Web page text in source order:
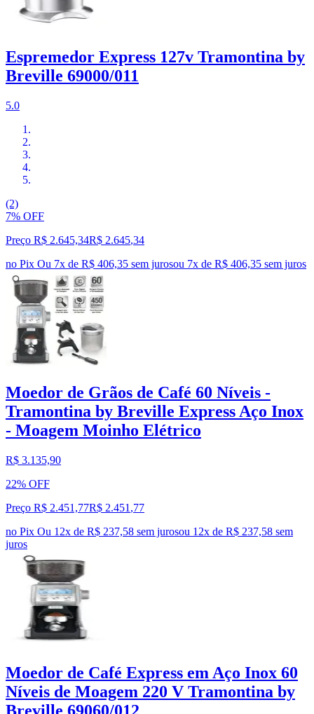
Espremedor Express 127v Tramontina by
Breville 69000/011
5.0
(2)
7% OFF
Preço R$ 2.645,34R$ 2.645,34
no Pix Ou 7x de R$ 406,35 sem jurosou 7x de R$ 406,35 sem juros
Moedor de Grãos de Café 60 Níveis -
Tramontina by Breville Express Aço Inox
- Moagem Moinho Elétrico
R$ 3.135,90
22% OFF
Preço R$ 2.451,77R$ 2.451 ,77
no Pix Ou 12x de R$ 237,58 sem jurosou 12x de R$ 237,58 sem
juros
Moedor de Café Express em Aço Inox 60
Níveis de Moagem 220 V Tramontina by